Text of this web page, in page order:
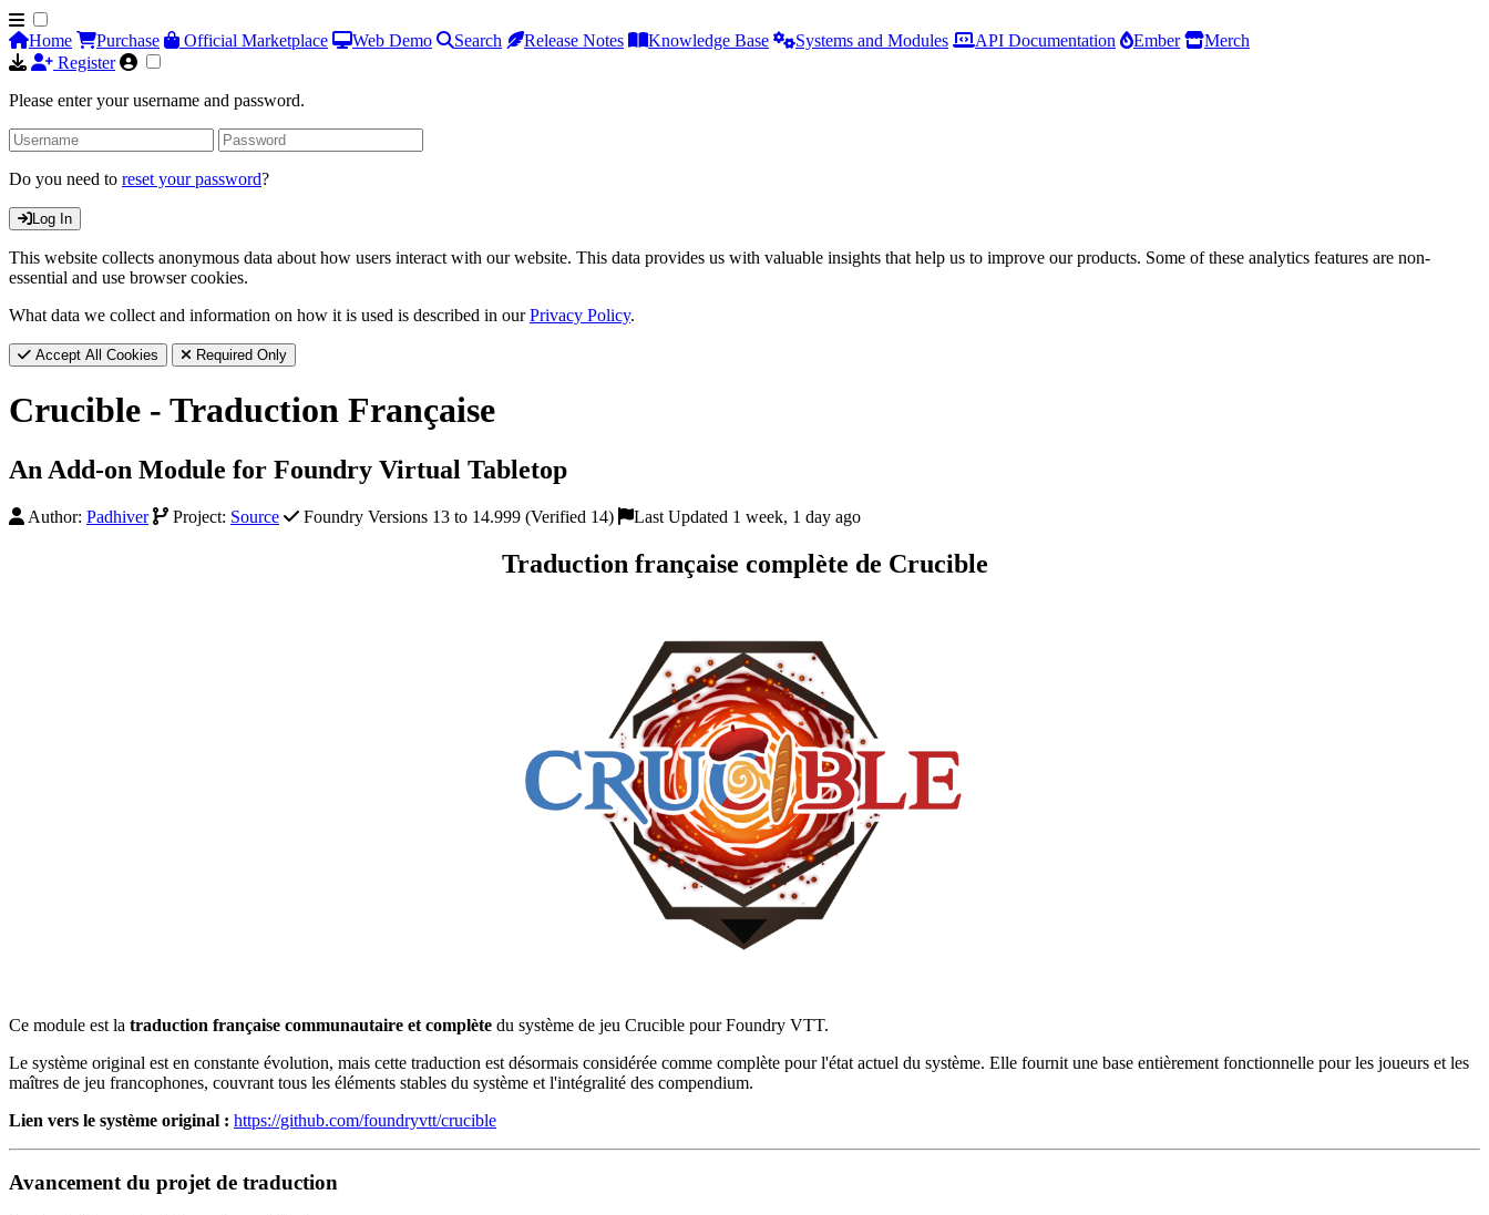
Home Purchase Official Marketplace Web Demo Search Release Notes Knowledge Base Systems and Modules API Documentation Ember
Merch
Register
Please enter your username and password.
Do you need to reset your password?
Log In
This website collects anonymous data about how users interact with our website. This data provides us with valuable insights that help us to improve our products. Some of these analytics features are non-
essential and use browser cookies.
What data we collect and information on how it is used is described in ourPrivacy Policy.
Accept All Cookies Required Only
Crucible - Traduction Française
An Add-on Module for Foundry Virtual Tabletop
Author: Padhiver Project: Source Foundry Versions 13 to 14.999 (Verified 14) Last Updated 1 week, 1 day ago
Traduction française complète de Crucible
Ce module est la traduction française communautaire et complète du système de jeu Crucible pour Foundry VTT.
Le système original est en constante évolution, mais cette traduction est désormais considérée comme complète pour l'état actuel du système. Elle fournit une base entièrement fonctionnelle pour les joueurs et les
maîtres de jeu francophones, couvrant tous les éléments stables du système et l'intégralité des compendium.
Lien vers le système original : https://github.com/foundryvtt/crucible
Avancement du projet de traduction